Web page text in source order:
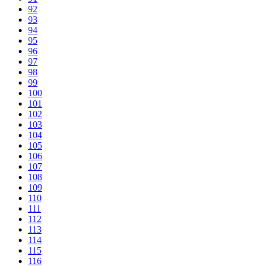
92
93
94
95
96
97
98
99
100
101
102
103
104
105
106
107
108
109
110
111
112
113
114
115
116